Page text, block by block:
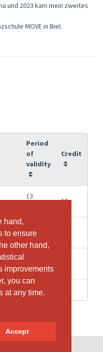
hand,
to ensure
other hand,
improvements
you can
at any time.
Accept
hand,
to ensure
other hand,
improvements
you can
at any time.
Accept
und 2023 kam mein zweites
MOVE in Biel.
Period
of
validity
Credit
13
13
weeks
weeks
9 weeks